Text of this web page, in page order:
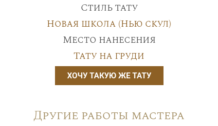
Стиль тату
Новая школа (Нью скул)
Место нанесения
Тату на груди
ХОЧУ ТАКУЮ ЖЕ ТАТУ
Другие работы мастера